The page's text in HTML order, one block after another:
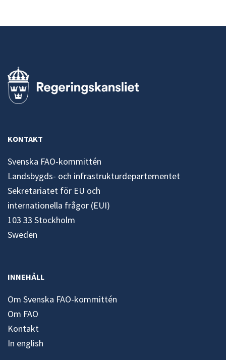
KONTAKT
Svenska FAO-kommittén
Landsbygds- och infrastrukturdepartementet
Sekretariatet för EU och
internationella frågor (EUI)
103 33 Stockholm
Sweden
INNEHÅLL
Om Svenska FAO-kommittén
Om FAO
Kontakt
In english